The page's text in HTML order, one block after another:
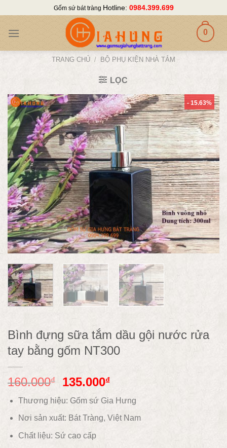
content
Gốm sứ bát tràng Hotline: 0984.399.699
0
TRANG CHỦ / BỘ PHỤ KIỆN NHÀ TẮM
LỌC
- 15.63%
Bình đựng sữa tắm dầu gội nước rửa
tay bằng gốm NT300
160.000₫ 135.000₫
Thương hiệu: Gốm sứ Gia Hưng
Nơi sản xuất: Bát Tràng, Việt Nam
Chất liệu: Sứ cao cấp